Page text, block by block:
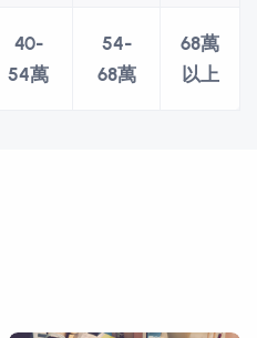
40-
54萬
54-
68萬
68萬
以上